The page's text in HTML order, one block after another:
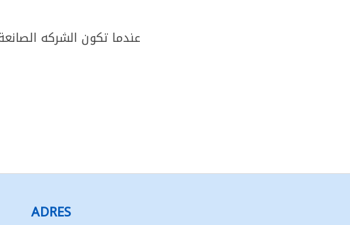
عندما تكون الشركه
ADRES